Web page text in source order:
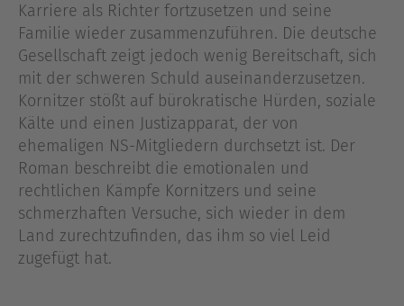
Karriere als Richter fortzusetzen und seine
Familie wieder zusammenzuführen. Die deutsche
Gesellschaft zeigt jedoch wenig Bereitschaft, sich
mit der schweren Schuld auseinanderzusetzen.
Kornitzer stößt auf bürokratische Hürden, soziale
Kälte und einen Justizapparat, der von
ehemaligen NS-Mitgliedern durchsetzt ist. Der
Roman beschreibt die emotionalen und
rechtlichen Kämpfe Kornitzers und seine
schmerzhaften Versuche, sich wieder in dem
Land zurechtzufinden, das ihm so viel Leid
zugefügt hat.